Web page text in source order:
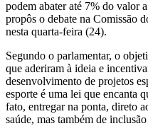
podem abater até 7% do valor
propôs o debate na Comissão
nesta quarta-feira (24).
Segundo o parlamentar, o
que aderiram à ideia e
desenvolvimento de projetos
esporte é uma lei que encanta
fato, entregar na ponta, direto
saúde, mas também de